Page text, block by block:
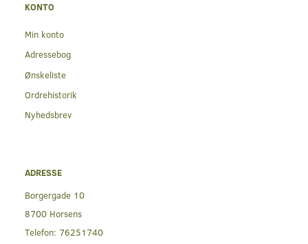
KONTO
Min konto
Adressebog
Ønskeliste
Ordrehistorik
Nyhedsbrev
ADRESSE
Borgergade 10
8700 Horsens
Telefon: 76251740